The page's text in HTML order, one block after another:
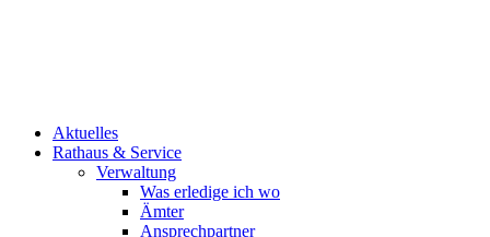
Aktuelles
Rathaus & Service
Verwaltung
Was erledige ich wo
Ämter
Ansprechpartner